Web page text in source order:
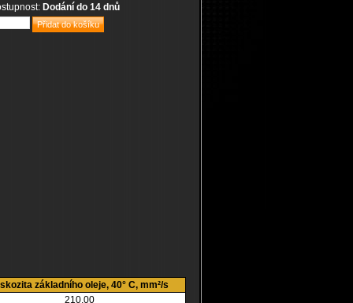
Dodání do 14 dnů
základního oleje, 40° C, mm²/s
210,00